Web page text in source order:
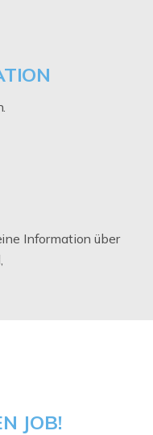
Information über
JOB!